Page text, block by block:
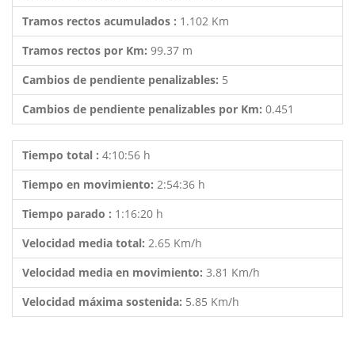
Tramos rectos acumulados : 1.102 Km
Tramos rectos por Km: 99.37 m
Cambios de pendiente penalizables: 5
Cambios de pendiente penalizables por Km: 0.451
Tiempo total : 4:10:56 h
Tiempo en movimiento: 2:54:36 h
Tiempo parado : 1:16:20 h
Velocidad media total: 2.65 Km/h
Velocidad media en movimiento: 3.81 Km/h
Velocidad máxima sostenida: 5.85 Km/h